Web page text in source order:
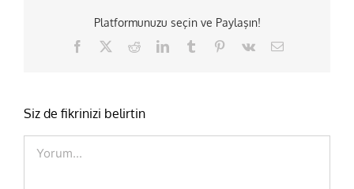
Platformunuzu seçin ve Paylaşın!
Facebook RedditLinkedInTumblr Pinterest
Vk
E-
Siz de fikrinizi belirtin